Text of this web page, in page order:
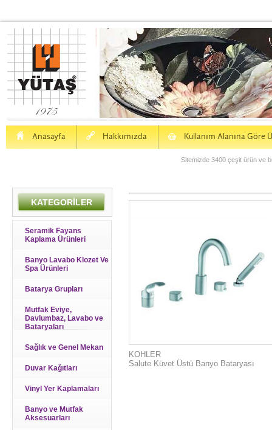
Anasayfa
H Hakkımızda
a Kullanım Alanına Göre
S
Sitemizde 3400 çeşit ürün ve
KATEGORİLER
Seramik Fayans
Kaplama Ürünleri
Banyo Lavabo Klozet Ve
Spa Ürünleri
Batarya Grupları
Mutfak Eviye,
Davlumbaz, Lavabo ve
Bataryaları
Sağlık ve Genel Mekan
Duvar Kağıtları
Vinyl Yer Kaplamaları
Banyo ve Mutfak
Aksesuarları
KOHLER
Salute Küvet Üstü Banyo Bataryası